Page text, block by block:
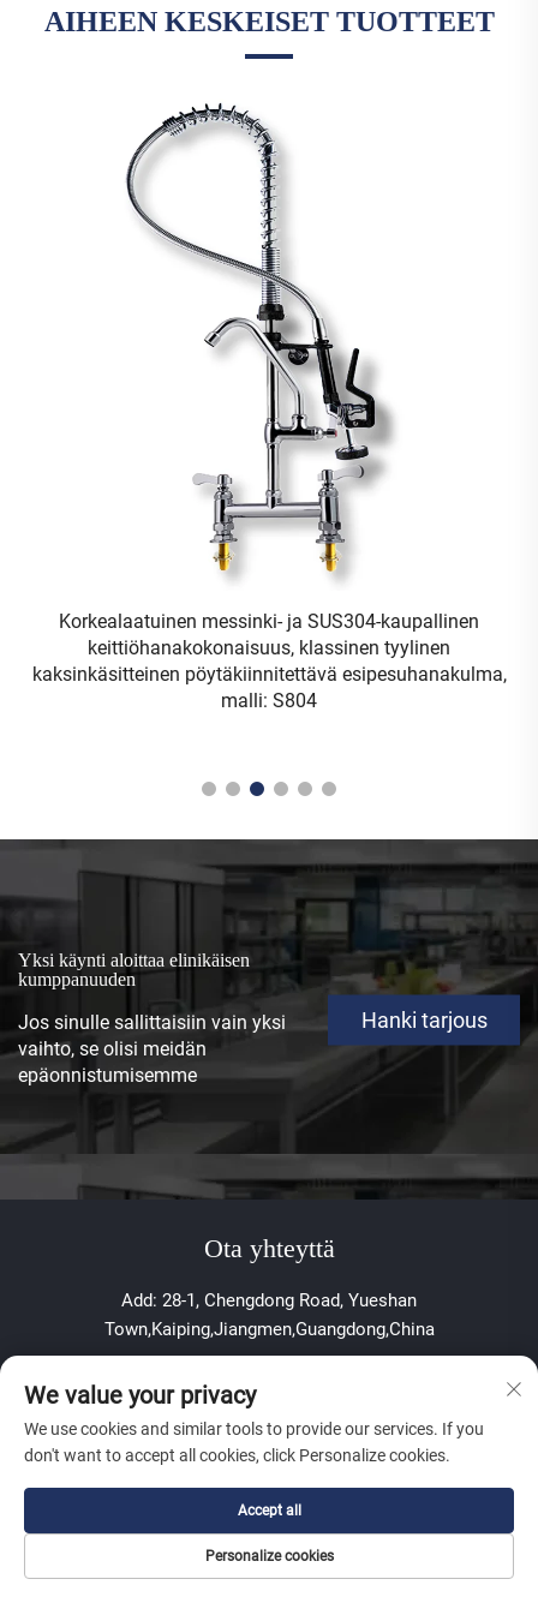
AIHEEN KESKEISET TUOTTEET
Kaupallinen keittiöhanakka, sekoitusmalli, 37/31 tuumaa,
seinäkiinnitettävä pesualtaan hanakka yksikäsitteisellä
kahvalla, 3 mm paksu 304-ruostumatonta terästä sisältävä
messinki, esipesuyksikkö + 304-ruostumatonta terästä
Yksi käynti aloittaa elinikäisen
kumppanuuden
Jos sinulle sallittaisiin vain yksi
vaihto, se olisi meidän
epäonnistumisemme
Hanki tarjous
Ota yhteyttä
Add: 28-1, Chengdong Road, Yueshan
Town,Kaiping,Jiangmen,Guangdong,China
Mobiili/WhatsApp:
Tekijänoikeus © 2025 Jiangmen Youchu Sanitary Ware Co.,
We value your privacy
We use cookies and similar tools to provide our services. If you
don't want to accept all cookies, click Personalize cookies.
Personalize cookies
Accept all